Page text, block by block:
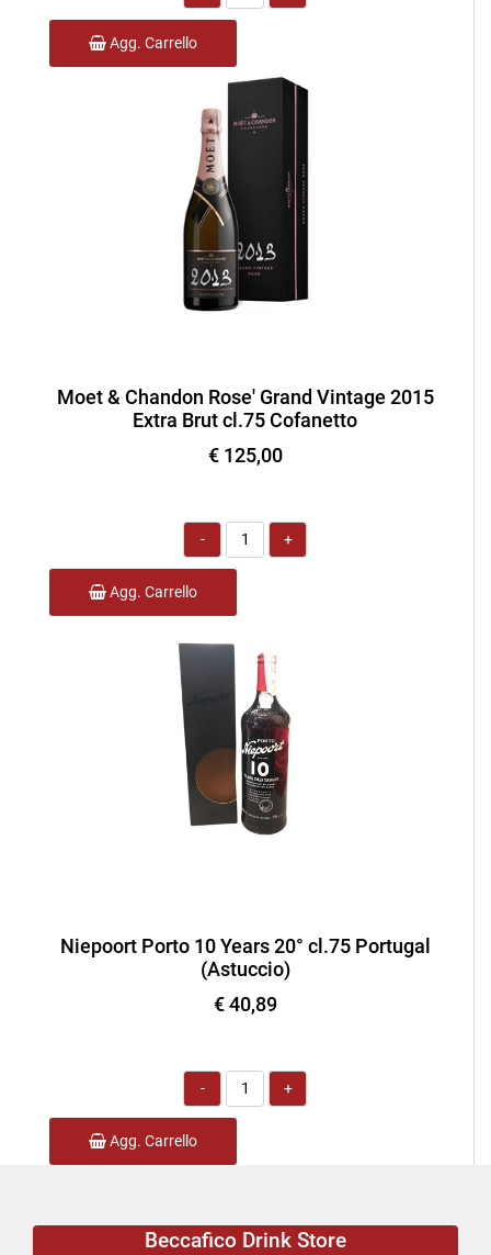
Agg. Carrello
Moet & Chandon Rose' Grand Vintage 2015
Extra Brut cl.75 Cofanetto
€ 125,00
Quantità
Agg. Carrello
Niepoort Porto 10 Years 20° cl.75 Portugal
(Astuccio)
€ 40,89
Quantità
Agg. Carrello
Beccafico Drink Store